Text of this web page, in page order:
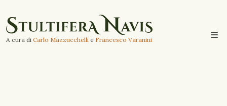
A cura di Carlo Mazzucchelli e Francesco Varanini